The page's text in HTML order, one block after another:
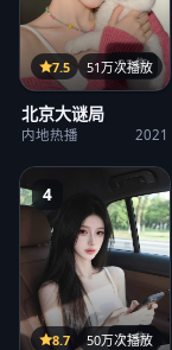
22集
7.5 51万次播放
北京大谜局
内地热播 2021
4
21集
8.7 50万次播放